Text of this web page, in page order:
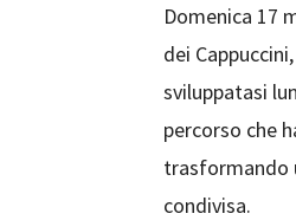
Domenica 17
dei
sviluppatasi
percorso che
trasformando
condivisa.